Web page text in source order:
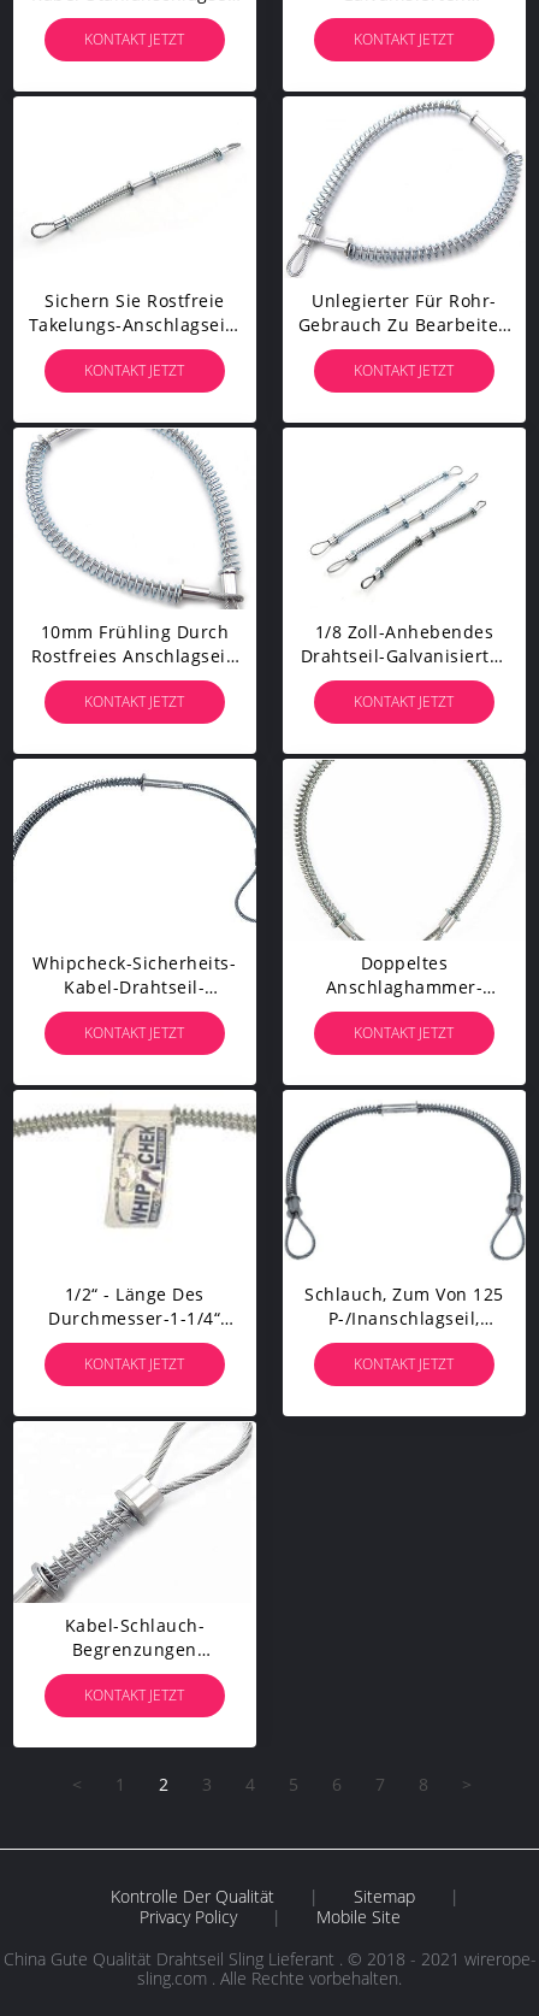
2mm - 8mm
Galvanisierten Rostfreies
KONTAKT JETZT
Stahlsicherheits-Kabels
Anschlagseil Whipcheck
Mit Einem Schlauch Zu
Bespritzen 2
KONTAKT JETZT
Sichern Sie Rostfreie
Takelungs-Anschlagseile
3/8"“ Sicherheits-
Peitschen-Kontrollen Der
Werkstatt-*44
KONTAKT JETZT
Unlegierter Für Rohr-
Gebrauch Zu Bearbeiten
Anschlagseil Whipcheck-
Sicherheits-Kabel-
Schlauch,
KONTAKT JETZT
10mm Frühling Durch
Rostfreies Anschlagseil-
Peitschen-
Kontrollsicherheits-
Kabel
KONTAKT JETZT
1/8 Zoll-Anhebendes
Drahtseil-Galvanisierter
Schlauch, Zum Von
Sicherheit Whipcheck-
Kabel Mit Einem
Schlauch Zu Bespritzen
KONTAKT JETZT
Whipcheck-Sicherheits-
Kabel-Drahtseil-
Hebegurt-Schlauch, Zum
1/8" Zu Bearbeiten
Durchmesser 125 P/in
KONTAKT JETZT
Doppeltes
Anschlaghammer-
Schlauch-Sicherheits-
Kabel Whipcheck Der
Schleifen-X Des
Anschlagseil-20-1/4
KONTAKT JETZT
1/2“ - Länge Des
Durchmesser-1-1/4“
Umschlingt Schlauch
Identifikation, Die
Anhebt Seile, 1/8"
Drahtseil 20-1/4“
KONTAKT JETZT
Schlauch, Zum Von 125
P-/inanschlagseil,
Stahldraht-Riemen-
Hochspannung Mit
Einem Schlauch Zu
Bespritzen
KONTAKT JETZT
Kabel-Schlauch-
Begrenzungen
WhipCheck-Anschlagseil
1/8" Schlauch, Zum Von
200 Maximalen P/in Mit
Einem Schlauch Zu
KONTAKT JETZT
< 1 2 3 4 5 6 7 8 >
Kontrolle Der Qualität | Sitemap
|
Privacy Policy
|
Mobile Site
China Gute Qualität Drahtseil Sling Lieferant . © 2018 - 2021 wirerope-
sling.com . Alle Rechte vorbehalten.